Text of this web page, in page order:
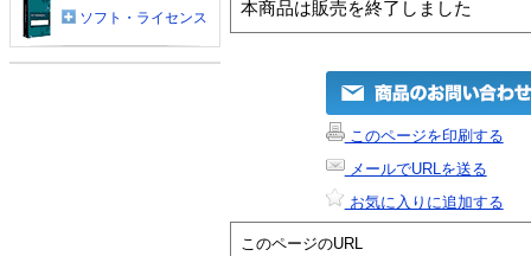
本商品は販売を終了しました
このページを印刷する
メールでURLを送る
お気に入りに追加する
このページのURL
ソフト・ライセンス